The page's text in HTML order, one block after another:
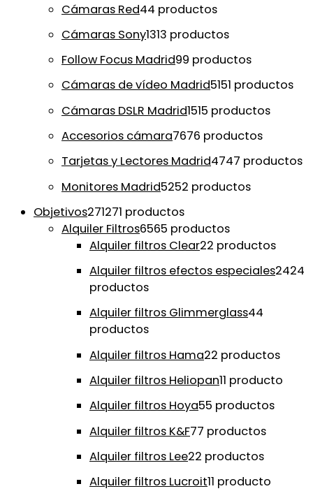
Cámaras Red44 productos
Cámaras Sony1313 productos
Follow Focus Madrid99 productos
Cámaras de vídeo Madrid5151 productos
Cámaras DSLR Madrid1515 productos
Accesorios cámara7676 productos
Tarjetas y Lectores Madrid4747 productos
Monitores Madrid5252 productos
Objetivos271271 productos
Alquiler Filtros6565 productos
Alquiler filtros Clear22 productos
Alquiler filtros efectos especiales2424
productos
Alquiler filtros Glimmerglass44
productos
Alquiler filtros Hama22 productos
Alquiler filtros Heliopan11 producto
Alquiler filtros Hoya55 productos
Alquiler filtros K&F77 productos
Alquiler filtros Lee22 productos
Alquiler filtros Lucroit11 producto